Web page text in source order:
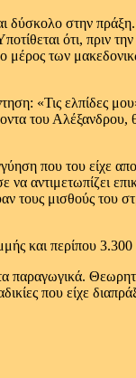
δύσκολο στην
ότι, πριν την
μέρος των
«Τις ελπίδες
του Αλέξανδρου,
που του είχε
αντιμετωπίζει
τους μισθούς του
και περίπου 3.300
παραγωγικά.
που είχε